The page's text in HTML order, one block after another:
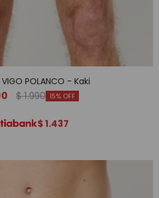
VIGO POLANCO - Kaki
$1.990 15
$1.437